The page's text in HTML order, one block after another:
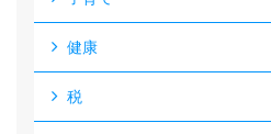
健康
税